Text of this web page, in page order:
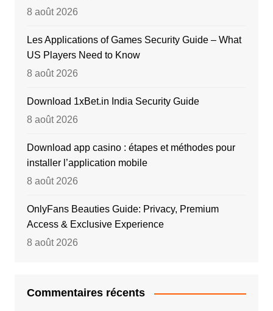
8 août 2026
Les Applications of Games Security Guide – What
US Players Need to Know
8 août 2026
Download 1xBet.in India Security Guide
8 août 2026
Download app casino : étapes et méthodes pour
installer l’application mobile
8 août 2026
OnlyFans Beauties Guide: Privacy, Premium
Access & Exclusive Experience
8 août 2026
Commentaires récents